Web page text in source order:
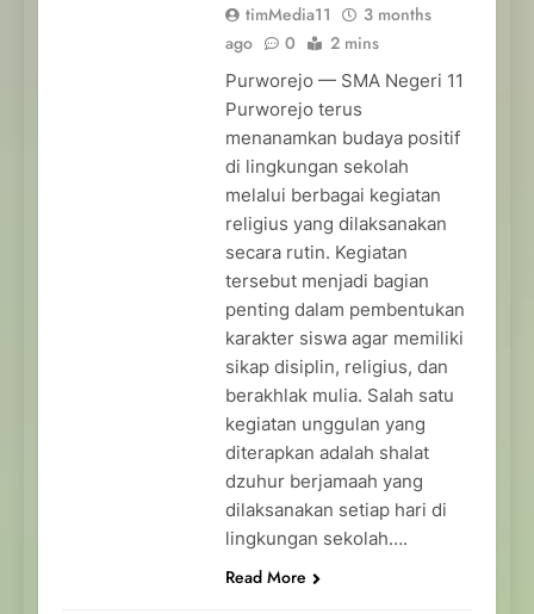
timMedia11
3 months
ago
0 2 mins
Purworejo — SMA Negeri 11
Purworejo terus
menanamkan budaya positif
di lingkungan sekolah
melalui berbagai kegiatan
religius yang dilaksanakan
secara rutin. Kegiatan
tersebut menjadi bagian
penting dalam pembentukan
karakter siswa agar memiliki
sikap disiplin, religius, dan
berakhlak mulia. Salah satu
kegiatan unggulan yang
diterapkan adalah shalat
dzuhur berjamaah yang
dilaksanakan setiap hari di
lingkungan sekolah….
Read More